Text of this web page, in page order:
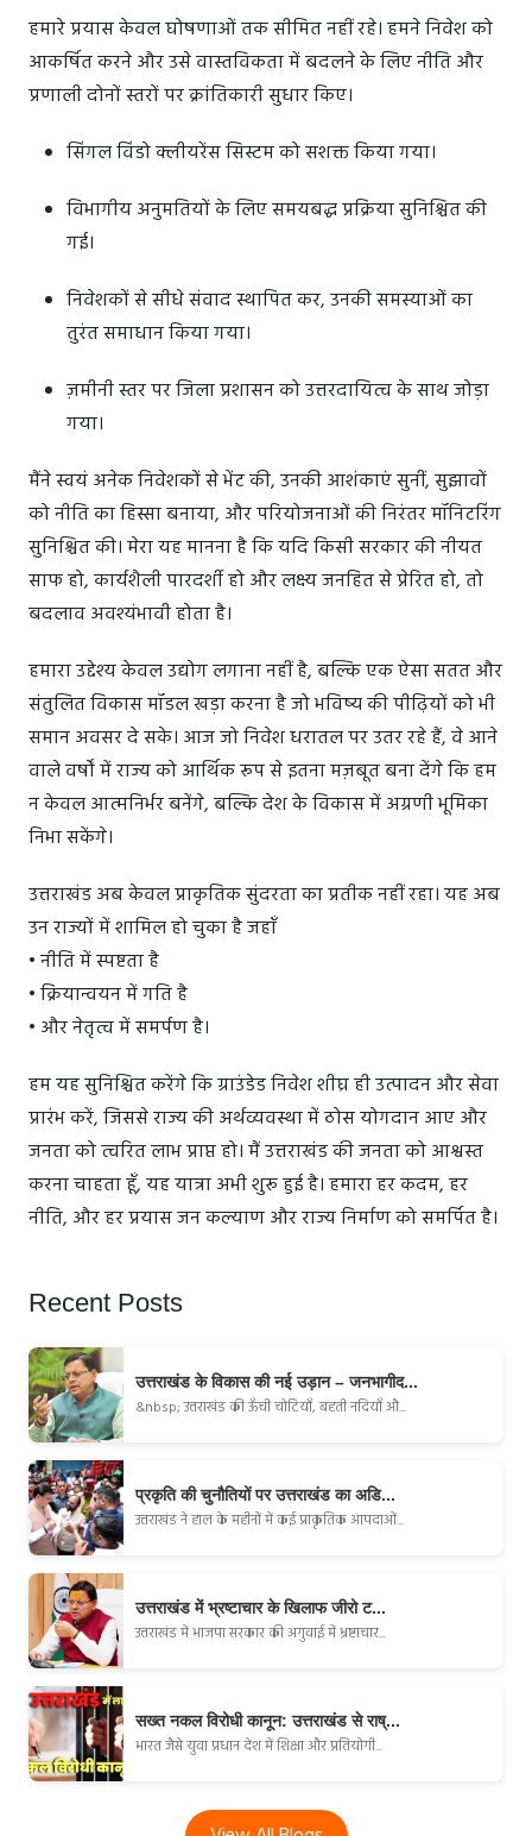
हमारे प्रयास केवल घोषणाओं तक सीमित नहीं रहे। हमने निवेश को
आकर्षित करने और उसे वास्तविकता में बदलने के लिए नीति और
प्रणाली दोनों स्तरों पर क्रांतिकारी सुधार किए।
सिंगल विंडो क्लीयरेंस सिस्टम को सशक्त किया गया।
विभागीय अनुमतियों के लिए समयबद्ध प्रक्रिया सुनिश्चित की
गई।
निवेशकों से सीधे संवाद स्थापित कर, उनकी समस्याओं का
तुरंत समाधान किया गया।
ज़मीनी स्तर पर जिला प्रशासन को उत्तरदायित्व के साथ जोड़ा
गया।
मैंने स्वयं अनेक निवेशकों से भेंट की, उनकी आशंकाएं सुनीं, सुझावों
को नीति का हिस्सा बनाया, और परियोजनाओं की निरंतर मॉनिटरिंग
सुनिश्चित की। मेरा यह मानना है कि यदि किसी सरकार की नीयत
साफ हो, कार्यशैली पारदर्शी हो और लक्ष्य जनहित से प्रेरित हो, तो
बदलाव अवश्यंभावी होता है।
हमारा उद्देश्य केवल उद्योग लगाना नहीं है, बल्कि एक ऐसा सतत और
संतुलित विकास मॉडल खड़ा करना है जो भविष्य की पीढ़ियों को भी
समान अवसर दे सके। आज जो निवेश धरातल पर उतर रहे हैं, वे आने
वाले वर्षों में राज्य को आर्थिक रूप से इतना मज़बूत बना देंगे कि हम
न केवल आत्मनिर्भर बनेंगे, बल्कि देश के विकास में अग्रणी भूमिका
निभा सकेंगे।
उत्तराखंड अब केवल प्राकृतिक सुंदरता का प्रतीक नहीं रहा। यह अब
उन राज्यों में शामिल हो चुका है जहाँ
• नीति में स्पष्टता है
• क्रियान्वयन में गति है
• और नेतृत्व में समर्पण है।
हम यह सुनिश्चित करेंगे कि ग्राउंडेड निवेश शीघ्र ही उत्पादन और सेवा
प्रारंभ करें, जिससे राज्य की अर्थव्यवस्था में ठोस योगदान आए और
जनता को त्वरित लाभ प्राप्त हो। मैं उत्तराखंड की जनता को आश्वस्त
करना चाहता हूँ, यह यात्रा अभी शुरू हुई है। हमारा हर कदम, हर
नीति, और हर प्रयास जन कल्याण और राज्य निर्माण को समर्पित है।
Recent Posts
उत्तराखंड के विकास की नई उड़ान – जनभागीद...
&nbsp; उत्तराखंड की ऊँची चोटियाँ, बहती नदियाँ औ...
प्रकृति की चुनौतियों पर उत्तराखंड का अडि...
उत्तराखंड ने हाल के महीनों में कई प्राकृतिक आपदाओं...
उत्तराखंड में भ्रष्टाचार के खिलाफ जीरो ट...
उत्तराखंड में भाजपा सरकार की अगुवाई में भ्रष्टाचार...
सख्त नकल विरोधी कानून: उत्तराखंड से राष्...
भारत जैसे युवा प्रधान देश में शिक्षा और प्रतियोगी...